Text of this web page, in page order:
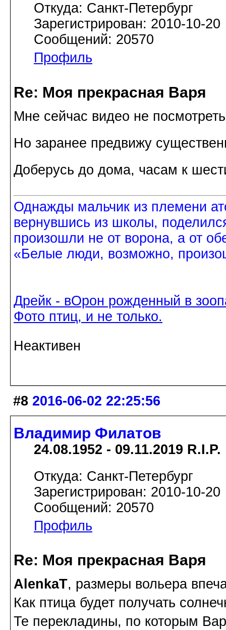
Откуда: Санкт-Петербург
Зарегистрирован: 2010-10-20
Сообщений: 20570
Профиль
Re: Моя прекрасная Варя
Мне сейчас видео не
Но заранее предвижу
Доберусь до дома, часам к
Однажды мальчик из племени
вернувшись из школы,
произошли не от ворона, а от
«Белые люди, возможно,
Дрейк - вОрон рожденный в
Фото птиц, и не только.
Неактивен
#8 2016-06-02 22:25:56
Владимир Филатов
24.08.1952 - 09.11.2019 R.I.P.
Откуда: Санкт-Петербург
Зарегистрирован: 2010-10-20
Сообщений: 20570
Профиль
Re: Моя прекрасная Варя
AlenkaT, размеры вольера
Как птица будет получать
Те перекладины, по которым